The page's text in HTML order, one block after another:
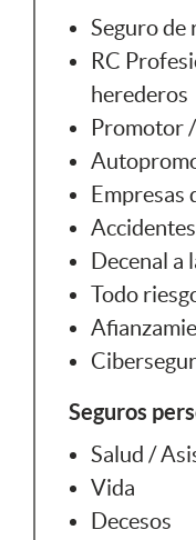
Seguro de
RC
herederos
Promotor
Empresas
Decenal a
Todo
Seguros
Salud /
Vida
Decesos